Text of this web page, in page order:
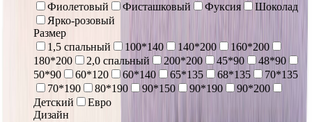
Фиолетовый
Фисташковый Фуксия
Шоколад
Ярко-розовый
Размер
1,5 спальный
100*140 140*200
160*200
180*200
2,0 спальный 200*200 45*90
48*90
50*90
60*120 60*140 65*135 68*135
70*135
70*190
80*190 90*150 90*190
90*200
Детский
Евро
Дизайн